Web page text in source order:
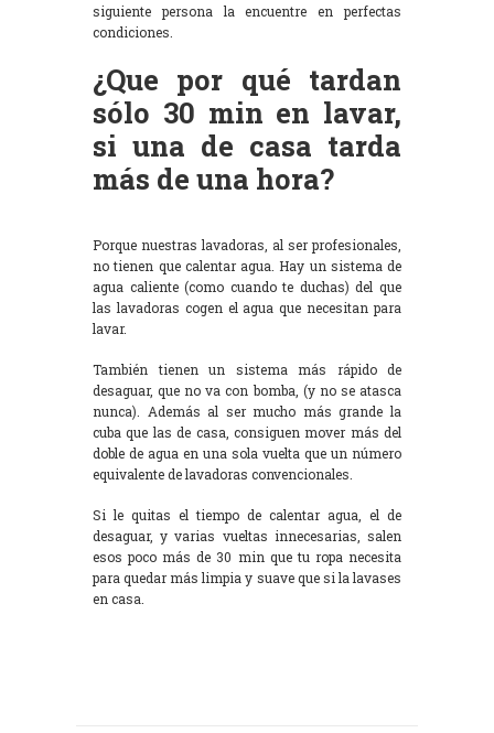
siguiente persona la encuentre en perfectas
condiciones.
¿Que por qué tardan
sólo 30 min en lavar,
si una de casa tarda
más de una hora?
Porque nuestras lavadoras, al ser profesionales,
no tienen que calentar agua. Hay un sistema de
agua caliente (como cuando te duchas) del que
las lavadoras cogen el agua que necesitan para
lavar.
También tienen un sistema más rápido de
desaguar, que no va con bomba, (y no se atasca
nunca). Además al ser mucho más grande la
cuba que las de casa, consiguen mover más del
doble de agua en una sola vuelta que un número
equivalente de lavadoras convencionales.
Si le quitas el tiempo de calentar agua, el de
desaguar, y varias vueltas innecesarias, salen
esos poco más de 30 min que tu ropa necesita
para quedar más limpia y suave que si la lavases
en casa.